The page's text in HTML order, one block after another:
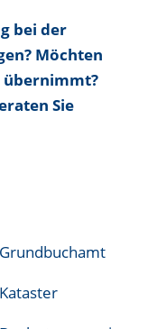
bei der
Möchten
übernimmt?
Sie